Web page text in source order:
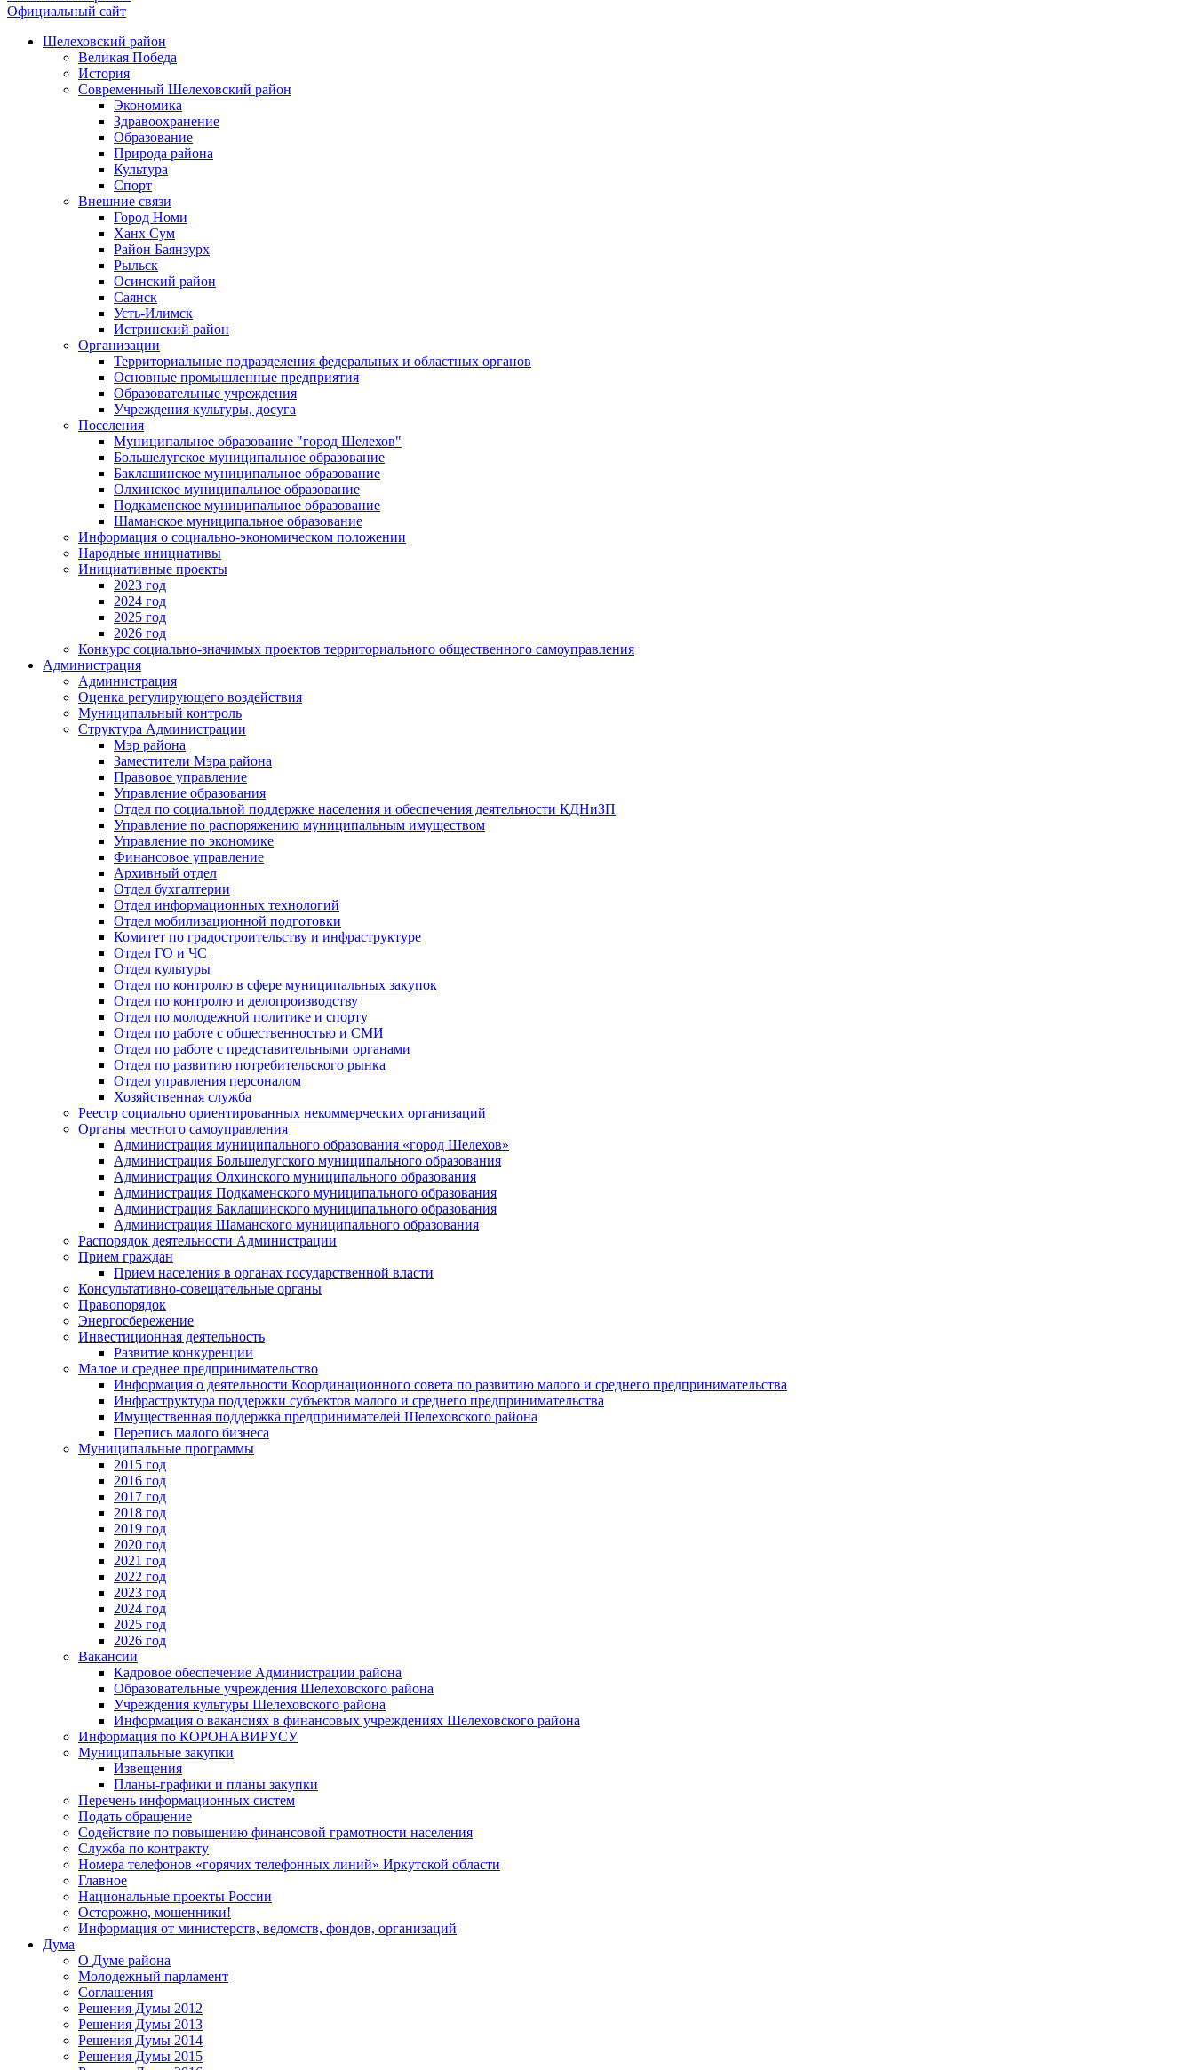
Официальный сайт
Шелеховский район
Великая Победа
История
Современный Шелеховский район
Экономика
Здравоохранение
Образование
Природа района
Культура
Спорт
Внешние связи
Город Номи
Ханх Сум
Район Баянзурх
Рыльск
Осинский район
Саянск
Усть-Илимск
Истринский район
Организации
Территориальные подразделения федеральных и областных органов
Основные промышленные предприятия
Образовательные учреждения
Учреждения культуры, досуга
Поселения
Муниципальное образование "город Шелехов"
Большелугское муниципальное образование
Баклашинское муниципальное образование
Олхинское муниципальное образование
Подкаменское муниципальное образование
Шаманское муниципальное образование
Информация о социально-экономическом положении
Народные инициативы
Инициативные проекты
2023 год
2024 год
2025 год
2026 год
Конкурс социально-значимых проектов территориального общественного самоуправления
Администрация
Администрация
Оценка регулирующего воздействия
Муниципальный контроль
Структура Администрации
Мэр района
Заместители Мэра района
Правовое управление
Управление образования
Отдел по социальной поддержке населения и обеспечения деятельности КДНиЗП
Управление по распоряжению муниципальным имуществом
Управление по экономике
Финансовое управление
Архивный отдел
Отдел бухгалтерии
Отдел информационных технологий
Отдел мобилизационной подготовки
Комитет по градостроительству и инфраструктуре
Отдел ГО и ЧС
Отдел культуры
Отдел по контролю в сфере муниципальных закупок
Отдел по контролю и делопроизводству
Отдел по молодежной политике и спорту
Отдел по работе с общественностью и СМИ
Отдел по работе с представительными органами
Отдел по развитию потребительского рынка
Отдел управления персоналом
Хозяйственная служба
Реестр социально ориентированных некоммерческих организаций
Органы местного самоуправления
Администрация муниципального образования «город Шелехов»
Администрация Большелугского муниципального образования
Администрация Олхинского муниципального образования
Администрация Подкаменского муниципального образования
Администрация Баклашинского муниципального образования
Администрация Шаманского муниципального образования
Распорядок деятельности Администрации
Прием граждан
Прием населения в органах государственной власти
Консультативно-совещательные органы
Правопорядок
Энергосбережение
Инвестиционная деятельность
Развитие конкуренции
Малое и среднее предпринимательство
Информация о деятельности Координационного совета по развитию малого и среднего предпринимательства
Инфраструктура поддержки субъектов малого и среднего предпринимательства
Имущественная поддержка предпринимателей Шелеховского района
Перепись малого бизнеса
Муниципальные программы
2015 год
2016 год
2017 год
2018 год
2019 год
2020 год
2021 год
2022 год
2023 год
2024 год
2025 год
2026 год
Вакансии
Кадровое обеспечение Администрации района
Образовательные учреждения Шелеховского района
Учреждения культуры Шелеховского района
Информация о вакансиях в финансовых учреждениях Шелеховского района
Информация по КОРОНАВИРУСУ
Муниципальные закупки
Извещения
Планы-графики и планы закупки
Перечень информационных систем
Подать обращение
Содействие по повышению финансовой грамотности населения
Служба по контракту
Номера телефонов «горячих телефонных линий» Иркутской области
Главное
Национальные проекты России
Осторожно, мошенники!
Информация от министерств, ведомств, фондов, организаций
Дума
О Думе района
Молодежный парламент
Соглашения
Решения Думы 2012
Решения Думы 2013
Решения Думы 2014
Решения Думы 2015